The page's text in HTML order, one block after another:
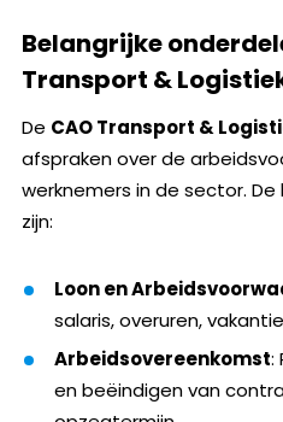
Belangrijke
Transport &
De CAO Transport &
afspraken over de
werknemers in de sector.
zijn:
Loon en
salaris, overuren,
Arbeidsovereenkomst:
en beëindigen van